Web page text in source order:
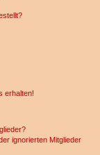
erhalten!
ignorierten Mitglieder